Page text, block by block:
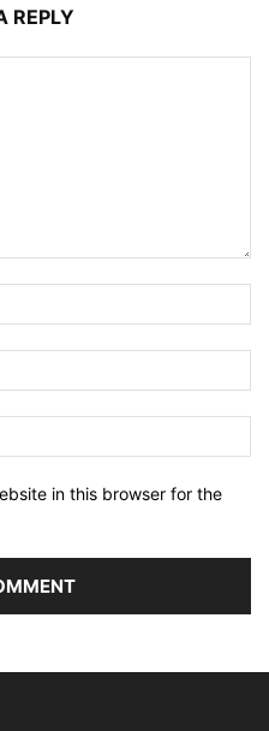
REPLY
in this browser for the